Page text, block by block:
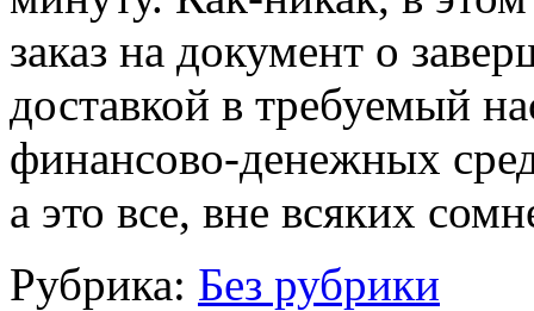
заказ на документ о
доставкой в требуемый
финансово-денежных
а это все, вне всяких
Рубрика: Без рубрики